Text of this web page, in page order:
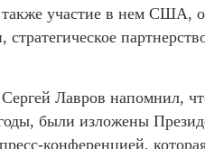
участие в нем США,
стратегическое
Лавров напомнил,
были изложены
конференцией,